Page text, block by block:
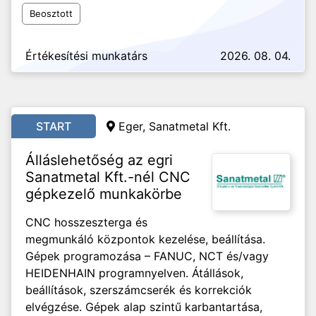
Beosztott
Értékesítési munkatárs 2026. 08. 04.
START Eger, Sanatmetal Kft.
Álláslehetőség az egri
Sanatmetal Kft.-nél CNC
gépkezelő munkakörbe
CNC hosszeszterga és
megmunkáló központok kezelése, beállítása.
Gépek programozása – FANUC, NCT és/vagy
HEIDENHAIN programnyelven. Átállások,
beállítások, szerszámcserék és korrekciók
elvégzése. Gépek alap szintű karbantartása,